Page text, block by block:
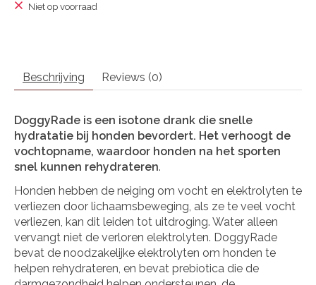
Niet op voorraad
Beschrijving Reviews (0)
DoggyRade is een isotone drank die snelle
hydratatie bij honden bevordert. Het verhoogt de
vochtopname, waardoor honden na het sporten
snel kunnen rehydrateren.
Honden hebben de neiging om vocht en elektrolyten te
verliezen door lichaamsbeweging, als ze te veel vocht
verliezen, kan dit leiden tot uitdroging. Water alleen
vervangt niet de verloren elektrolyten. DoggyRade
bevat de noodzakelijke elektrolyten om honden te
helpen rehydrateren, en bevat prebiotica die de